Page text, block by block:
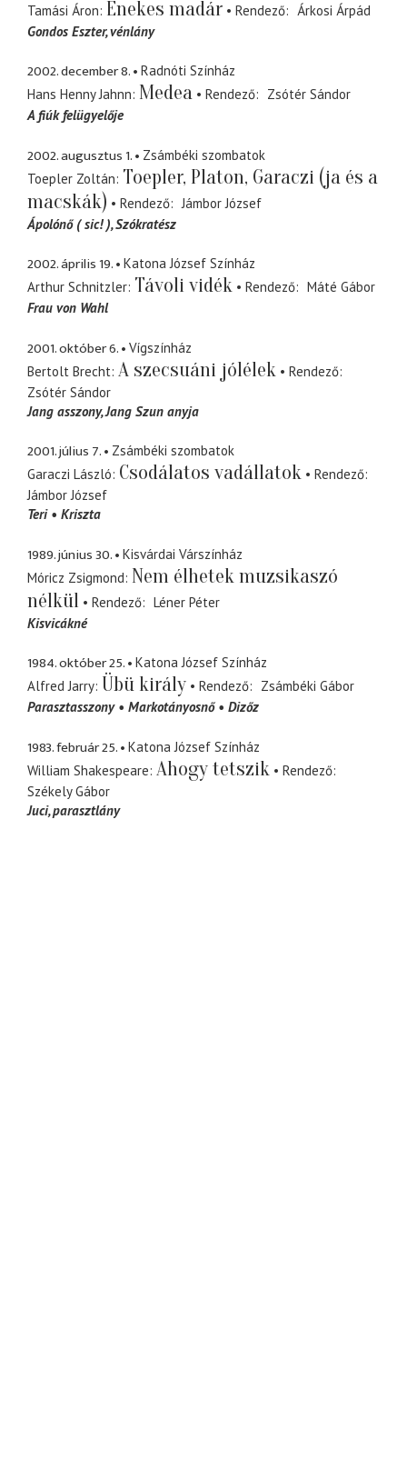
Tamási Áron Énekes madár Rendező
Árkosi Árpád
Gondos Eszter vénlány
2002. december 8.
Radnóti Színház
Hans Henny Jahnn Medea Rendező
Zsótér Sándor
A fiúk felügyelője
2002. augusztus 1.
Zsámbéki szombatok
Toepler Zoltán Toepler, Platon, Garaczi (ja és a
macskák)
Rendező
Jámbor József
Ápolónő ( sic! ), Szókratész
2002. április 19.
Katona József Színház
Arthur Schnitzler Távoli vidék Rendező
Máté Gábor
Frau von Wahl
2001. október 6.
Vígszínház
Bertolt Brecht A szecsuáni jólélek
Rendező
Zsótér Sándor
Jang asszony Jang Szun anyja
2001. július 7.
Zsámbéki szombatok
Garaczi László Csodálatos vadállatok
Rendező
Jámbor József
Teri
Kriszta
1989. június 30.
Kisvárdai Várszínház
Móricz Zsigmond Nem élhetek muzsikaszó
nélkül
Rendező
Léner Péter
Kisvicákné
1984. október 25.
Katona József Színház
Alfred Jarry Übü király Rendező
Zsámbéki Gábor
Parasztasszony
Markotányosnő Dizőz
1983. február 25.
Katona József Színház
William Shakespeare Ahogy tetszik
Rendező
Székely Gábor
Juci parasztlány